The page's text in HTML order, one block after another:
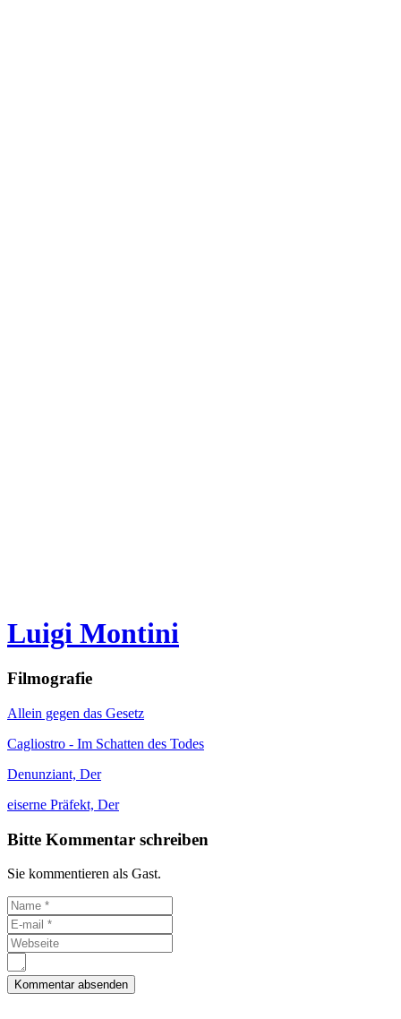
Luigi Montini
Filmografie
Allein gegen das Gesetz
Cagliostro - Im Schatten des Todes
Denunziant, Der
eiserne Präfekt, Der
Bitte Kommentar schreiben
Sie kommentieren als Gast.